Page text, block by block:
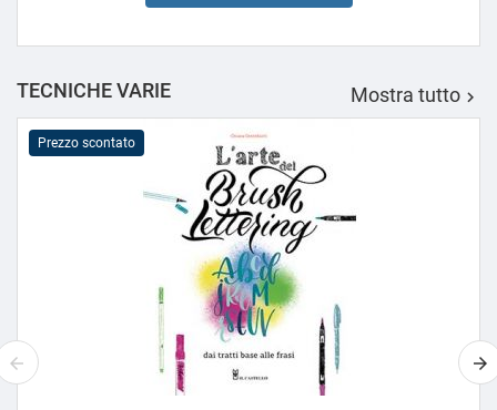
TECNICHE VARIE Mostra tutto 
Prezzo scontato